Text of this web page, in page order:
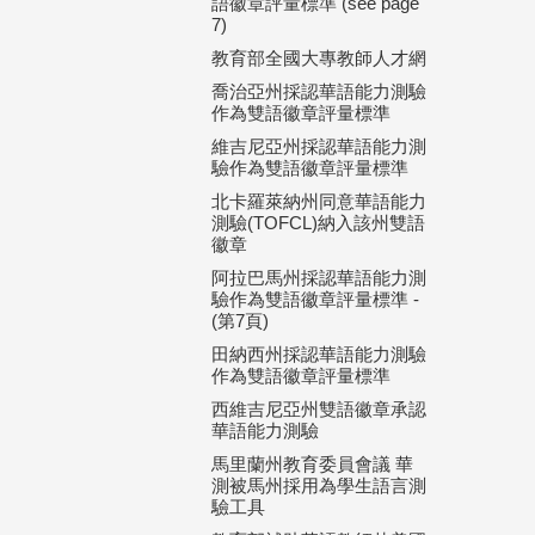
7)
教育部全國大專教師人才網
喬治亞州採認華語能力測驗
作為雙語徽章評量標準
維吉尼亞州採認華語能力測
驗作為雙語徽章評量標準
北卡羅萊納州同意華語能力
測驗(TOFCL)納入該州雙語
徽章
阿拉巴馬州採認華語能力測
驗作為雙語徽章評量標準 -
(第7頁)
田納西州採認華語能力測驗
作為雙語徽章評量標準
西維吉尼亞州雙語徽章承認
華語能力測驗
馬里蘭州教育委員會議 華
測被馬州採用為學生語言測
驗工具